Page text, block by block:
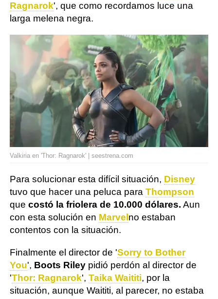
Ragnarok', que como recordamos luce una
larga melena negra.
Valkiria en 'Thor: Ragnarok' | seestrena.com
Para solucionar esta difícil situación, Disney
tuvo que hacer una peluca para Thompson
que costó la friolera de 10.000 dólares. Aun
con esta solución en Marvelno estaban
contentos con la situación.
Finalmente el director de 'Sorry to Bother
You', Boots Riley pidió perdón al director de
'Thor: Ragnarok', Taika Waititi, por la
situación, aunque Waititi, al parecer, no estaba